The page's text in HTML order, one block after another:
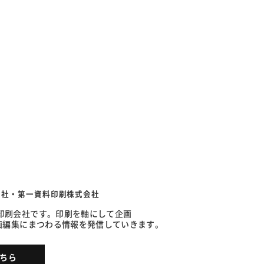
・第一資料印刷株式会社
刷会社です。印刷を軸にして企画
集にまつわる情報を発信していきます。
ら